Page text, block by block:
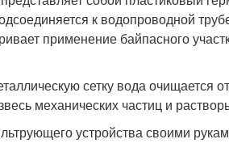
к водопроводной
применение байпасного
сетку вода очищается
механических частиц и
устройства своими